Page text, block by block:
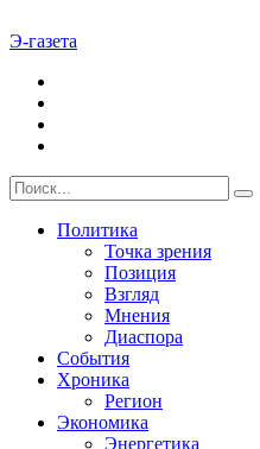
Э-газета
Политика
Точка зрения
Позиция
Взгляд
Мнения
Диаспора
События
Хроника
Регион
Экономика
Энергетика